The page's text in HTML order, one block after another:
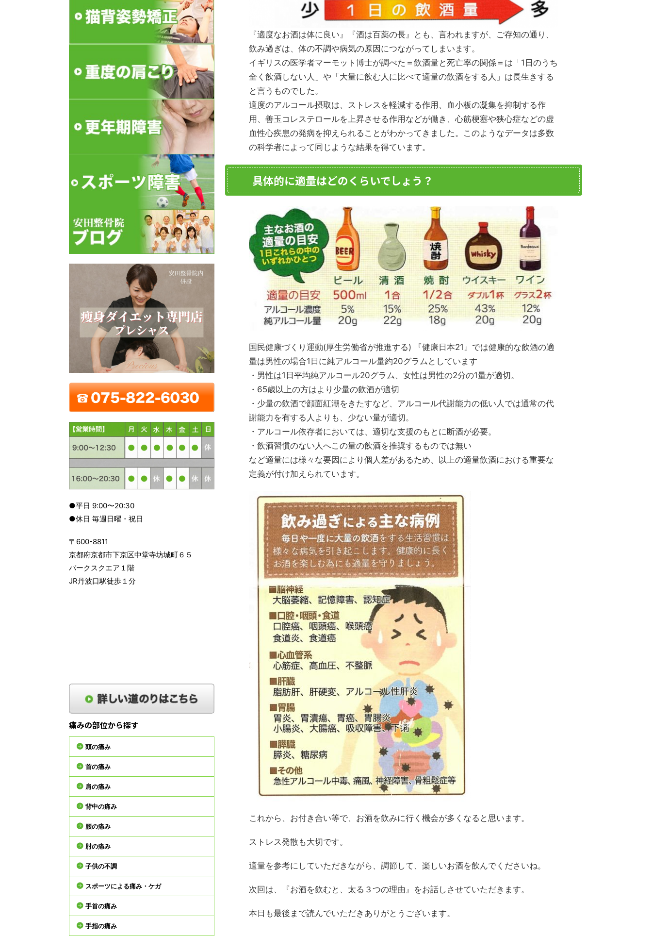
『適度なお酒は体に良い』『酒は百薬の長』とも、言われますが、ご存知の通り、
飲み過ぎは、体の不調や病気の原因につながってしまいます。
イギリスの医学者マーモット博士が調べた＝飲酒量と死亡率の関係＝は「1日のうち
全く飲酒しない人」や「大量に飲む人に比べて適量の飲酒をする人」は長生きする
と言うものでした。
適度のアルコール摂取は、ストレスを軽減する作用、血小板の凝集を抑制する作
用、善玉コレステロールを上昇させる作用などが働き、心筋梗塞や狭心症などの虚
血性心疾患の発病を抑えられることがわかってきました。このようなデータは多数
の科学者によって同じような結果を得ています。
具体的に適量はどのくらいでしょう？
国民健康づくり運動(厚生労働省が推進する) 『健康日本21』では健康的な飲酒の適
量は男性の場合1日に純アルコール量約20グラムとしています
・男性は1日平均純アルコール20グラム、女性は男性の2分の1量が適切。
・65歳以上の方はより少量の飲酒が適切
・少量の飲酒で顔面紅潮をきたすなど、アルコール代謝能力の低い人では通常の代
謝能力を有する人よりも、少ない量が適切。
・アルコール依存者においては、適切な支援のもとに断酒が必要。
・飲酒習慣のない人へこの量の飲酒を推奨するものでは無い
など適量には様々な要因により個人差があるため、以上の適量飲酒における重要な
定義が付け加えられています。
これから、お付き合い等で、お酒を飲みに行く機会が多くなると思います。
ストレス発散も大切です。
適量を参考にしていただきながら、調節して、楽しいお酒を飲んでくださいね。
次回は、『お酒を飲むと、太る３つの理由』をお話しさせていただきます。
本日も最後まで読んでいただきありがとうございます。
●平日 9:00〜20:30
●休日 毎週日曜・祝日
〒600-8811
京都府京都市下京区中堂寺坊城町６５
パークスクエア１階
JR丹波口駅徒歩１分
痛みの部位から探す
頭の痛み
首の痛み
肩の痛み
背中の痛み
腰の痛み
肘の痛み
子供の不調
スポーツによる痛み・ケガ
手首の痛み
手指の痛み